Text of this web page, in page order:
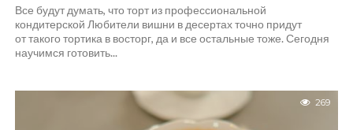
Все будут думать, что торт из профессиональной
кондитерской Любители вишни в десертах точно придут
от такого тортика в восторг, да и все остальные тоже. Сегодня
научимся готовить...
269